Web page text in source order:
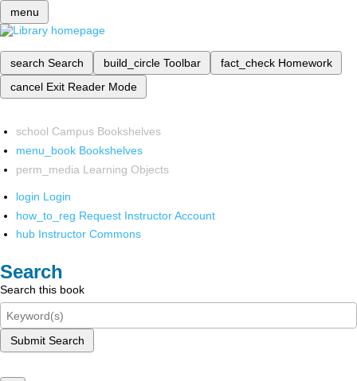
menu
search Search build_circle Toolbar fact_check Homework
cancel Exit Reader Mode
school Campus Bookshelves
menu_book Bookshelves
perm_media Learning Objects
login Login
how_to_reg Request Instructor Account
hub Instructor Commons
Search
Search this book
Submit Search